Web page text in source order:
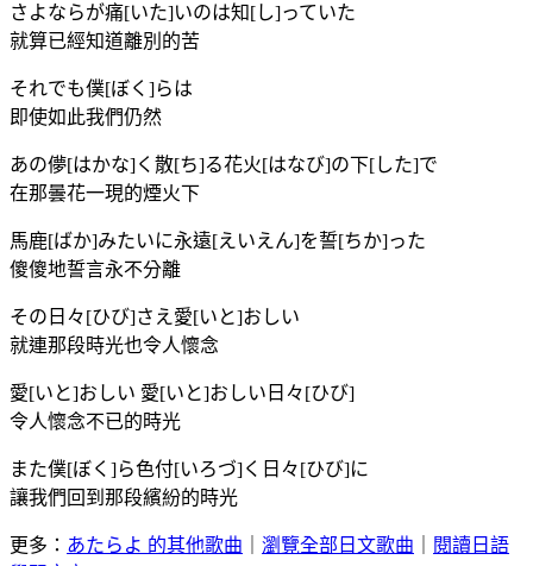
さよならが痛[いた]いのは知[し]っていた
就算已經知道離別的苦
それでも僕[ぼく]らは
即使如此我們仍然
あの儚[はかな]く散[ち]る花火[はなび]の下[した]で
在那曇花一現的煙火下
馬鹿[ばか]みたいに永遠[えいえん]を誓[ちか]った
傻傻地誓言永不分離
その日々[ひび]さえ愛[いと]おしい
就連那段時光也令人懷念
愛[いと]おしい 愛[いと]おしい日々[ひび]
令人懷念不已的時光
また僕[ぼく]ら色付[いろづ]く日々[ひび]に
讓我們回到那段繽紛的時光
更多： あたらよ 的其他歌曲 瀏覽全部日文歌曲
閱讀日語